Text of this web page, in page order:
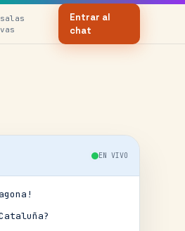
salas
Entrar al
chat
EN VIVO